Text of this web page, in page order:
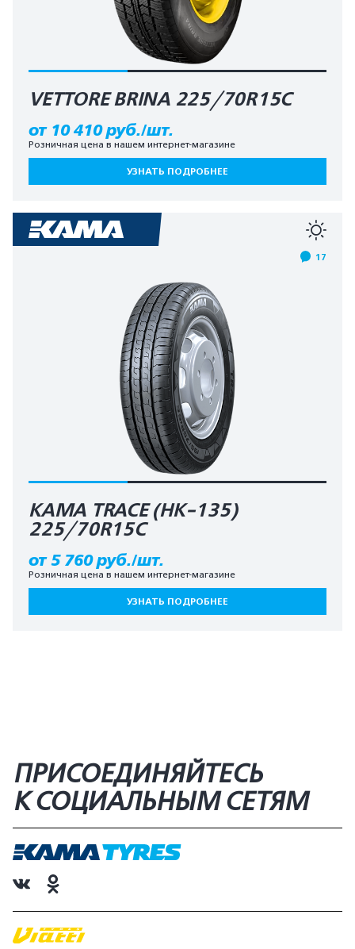
VETTORE BRINA 225/70R15C
от 10 410 руб./шт.
Розничная цена в нашем интернет-магазине
УЗНАТЬ ПОДРОБНЕЕ
17
КАМА TRACE (HK-135)
225/70R15C
от 5 760 руб./шт.
Розничная цена в нашем интернет-магазине
УЗНАТЬ ПОДРОБНЕЕ
ПРИСОЕДИНЯЙТЕСЬ
К СОЦИАЛЬНЫМ СЕТЯМ